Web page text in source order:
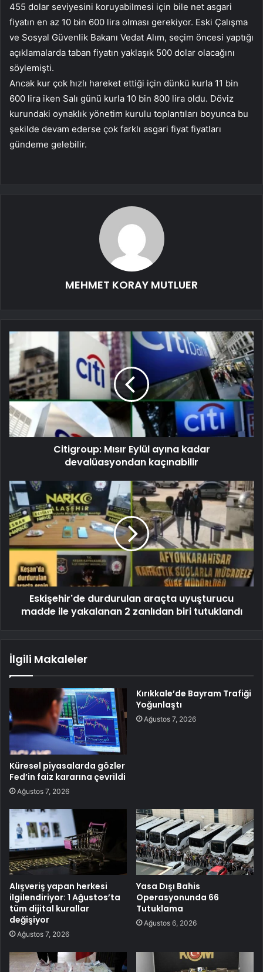
455 dolar seviyesini koruyabilmesi için bile net asgari
fiyatın en az 10 bin 600 lira olması gerekiyor. Eski Çalışma
ve Sosyal Güvenlik Bakanı Vedat Alım, seçim öncesi yaptığı
açıklamalarda taban fiyatın yaklaşık 500 dolar olacağını
söylemişti.
Ancak kur çok hızlı hareket ettiği için dünkü kurla 11 bin
600 lira iken Salı günü kurla 10 bin 800 lira oldu. Döviz
kurundaki oynaklık yönetim kurulu toplantıları boyunca bu
şekilde devam ederse çok farklı asgari fiyat fiyatları
gündeme gelebilir.
MEHMET KORAY MUTLUER
Citigroup: Mısır Eylül ayına kadar
devalüasyondan kaçınabilir
Eskişehir'de durdurulan araçta uyuşturucu
madde ile yakalanan 2 zanlıdan biri tutuklandı
İlgili Makaleler
Küresel piyasalarda gözler
Fed’in faiz kararına çevrildi
Ağustos 7, 2026
Kırıkkale’de Bayram Trafiği
Yoğunlaştı
Ağustos 7, 2026
Alışveriş yapan herkesi
ilgilendiriyor: 1 Ağustos’ta
tüm dijital kurallar
değişiyor
Ağustos 7, 2026
Yasa Dışı Bahis
Operasyonunda 66
Tutuklama
Ağustos 6, 2026